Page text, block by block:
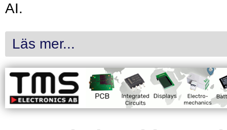
AI.
Läs mer...